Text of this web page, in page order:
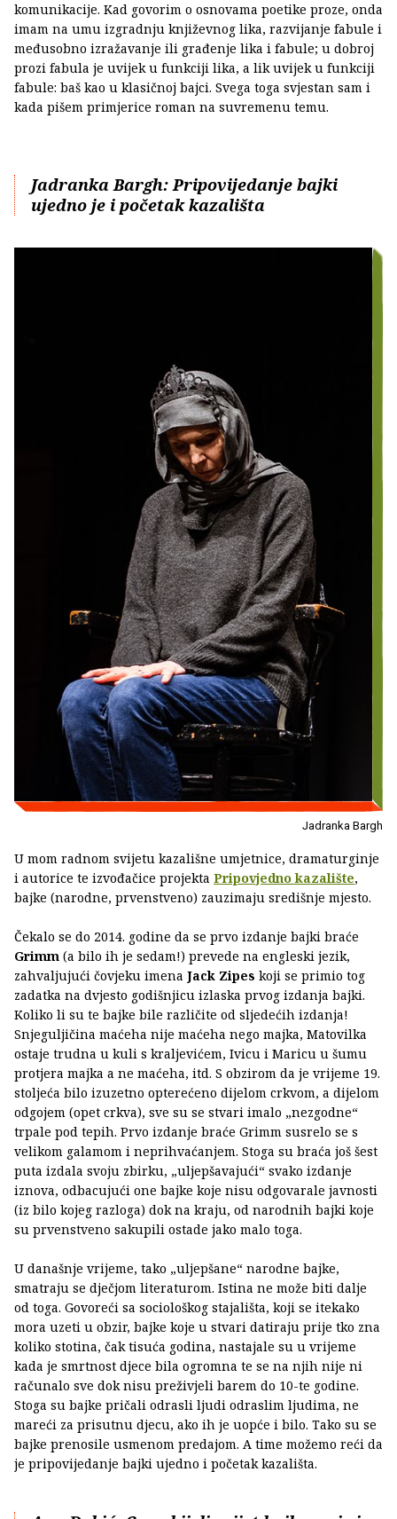
komunikacije. Kad govorim o osnovama poetike proze, onda
imam na umu izgradnju književnog lika, razvijanje fabule i
međusobno izražavanje ili građenje lika i fabule; u dobroj
prozi fabula je uvijek u funkciji lika, a lik uvijek u funkciji
fabule: baš kao u klasičnoj bajci. Svega toga svjestan sam i
kada pišem primjerice roman na suvremenu temu.
Jadranka Bargh: Pripovijedanje bajki
ujedno je i početak kazališta
Jadranka Bargh
U mom radnom svijetu kazališne umjetnice, dramaturginje
i autorice te izvođačice projekta Pripovjedno kazalište,
bajke (narodne, prvenstveno) zauzimaju središnje mjesto.
Čekalo se do 2014. godine da se prvo izdanje bajki braće
Grimm (a bilo ih je sedam!) prevede na engleski jezik,
zahvaljujući čovjeku imena Jack Zipes koji se primio tog
zadatka na dvjesto godišnjicu izlaska prvog izdanja bajki.
Koliko li su te bajke bile različite od sljedećih izdanja!
Snjeguljičina maćeha nije maćeha nego majka, Matovilka
ostaje trudna u kuli s kraljevićem, Ivicu i Maricu u šumu
protjera majka a ne maćeha, itd. S obzirom da je vrijeme 19.
stoljeća bilo izuzetno opterećeno dijelom crkvom, a dijelom
odgojem (opet crkva), sve su se stvari imalo „nezgodne“
trpale pod tepih. Prvo izdanje braće Grimm susrelo se s
velikom galamom i neprihvaćanjem. Stoga su braća još šest
puta izdala svoju zbirku, „uljepšavajući“ svako izdanje
iznova, odbacujući one bajke koje nisu odgovarale javnosti
(iz bilo kojeg razloga) dok na kraju, od narodnih bajki koje
su prvenstveno sakupili ostade jako malo toga.
U današnje vrijeme, tako „uljepšane“ narodne bajke,
smatraju se dječjom literaturom. Istina ne može biti dalje
od toga. Govoreći sa sociološkog stajališta, koji se itekako
mora uzeti u obzir, bajke koje u stvari datiraju prije tko zna
koliko stotina, čak tisuća godina, nastajale su u vrijeme
kada je smrtnost djece bila ogromna te se na njih nije ni
računalo sve dok nisu preživjeli barem do 10-te godine.
Stoga su bajke pričali odrasli ljudi odraslim ljudima, ne
mareći za prisutnu djecu, ako ih je uopće i bilo. Tako su se
bajke prenosile usmenom predajom. A time možemo reći da
je pripovijedanje bajki ujedno i početak kazališta.